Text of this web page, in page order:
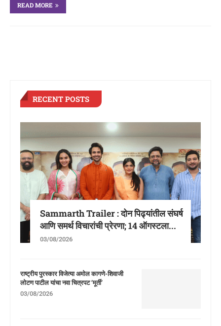
READ MORE
RECENT POSTS
Sammarth Trailer : दोन पिढ्यांतील संघर्ष
आणि समर्थ विचारांची प्रेरणा; 14 ऑगस्टला...
03/08/2026
राष्ट्रीय पुरस्कार विजेत्या अमोल कागणे-शिवाजी
लोटण पाटील यांचा नवा चित्रपट ‘मूर्ती’
03/08/2026